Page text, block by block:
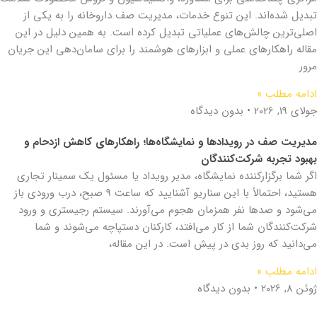
تبدیل شده‌اند. این تنوع خدمات، مدیریت صف داروخانه را به یکی از
اصلی‌ترین چالش‌های عملیاتی تبدیل کرده است. به همین دلیل در این
مقاله راهکارهای عملی و ابزارهای هوشمند را برای سامان‌دهی این جریان
مرور
ادامه مطلب »
جولای 19, 2026
بدون دیدگاه
مدیریت صف در رویدادها و نمایشگاه‌ها؛ راهکارهای کاهش ازدحام و
بهبود تجربه شرکت‌کنندگان
اگر شما برگزارکننده نمایشگاه، مدیر رویداد یا مسئول یک سمینار تجاری
هستید، احتمالاً با این سناریو آشنایید که ساعت ۹ صبح، درب ورودی باز
می‌شود و صدها نفر همزمان هجوم می‌آورند. سیستم رجیستری و ورود
شرکت‌کنندگان شما از کار می‌افتد، کارکنان دستپاچه می‌شوند و شما
می‌دانید که روز بدی در پیش است. در این مقاله،
ادامه مطلب »
ژوئن 8, 2026
بدون دیدگاه